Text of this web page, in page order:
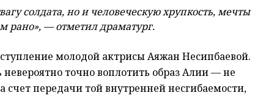
солдата, но и человеческую хрупкость, мечты
рано», — отметил драматург.
молодой актрисы Аяжан Несипбаевой.
точно воплотить образ Алии — не
счет передачи той внутренней несгибаемости,